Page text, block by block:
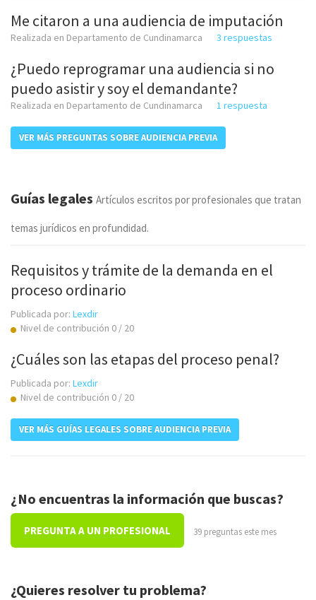
Me citaron a una audiencia de imputación
Realizada en Departamento de Cundinamarca 3 respuestas
¿Puedo reprogramar una audiencia si no
puedo asistir y soy el demandante?
Realizada en Departamento de Cundinamarca 1 respuesta
VER MÁS PREGUNTAS SOBRE AUDIENCIA PREVIA
Guías legales Artículos escritos por profesionales que tratan
temas jurídicos en profundidad.
Requisitos y trámite de la demanda en el
proceso ordinario
Publicada por: Lexdir
Nivel de contribución 0 / 20
¿Cuáles son las etapas del proceso penal?
Publicada por: Lexdir
Nivel de contribución 0 / 20
VER MÁS GUÍAS LEGALES SOBRE AUDIENCIA PREVIA
¿No encuentras la información que buscas?
PREGUNTA A UN PROFESIONAL 39 preguntas este mes
¿Quieres resolver tu problema?